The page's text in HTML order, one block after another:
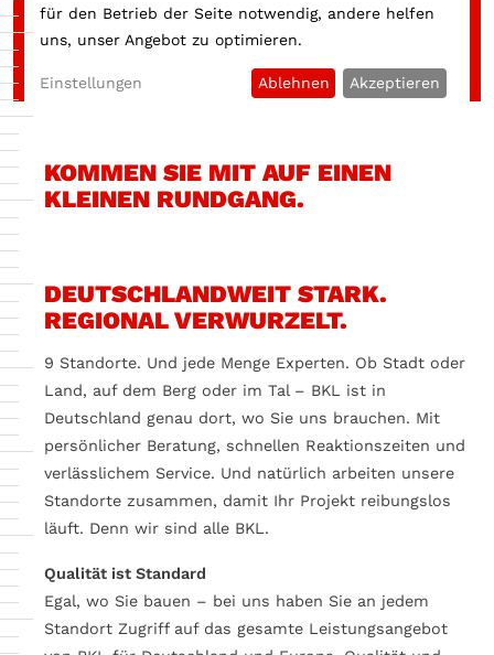
KOMMEN SIE MIT AUF EINEN
KLEINEN RUNDGANG.
DEUTSCHLANDWEIT STARK.
REGIONAL VERWURZELT.
9 Standorte. Und jede Menge Experten. Ob Stadt oder
Land, auf dem Berg oder im Tal – BKL ist in
Deutschland genau dort, wo Sie uns brauchen. Mit
persönlicher Beratung, schnellen Reaktionszeiten und
verlässlichem Service. Und natürlich arbeiten unsere
Standorte zusammen, damit Ihr Projekt reibungslos
läuft. Denn wir sind alle BKL.
Qualität ist Standard
Egal, wo Sie bauen – bei uns haben Sie an jedem
Standort Zugriff auf das gesamte Leistungsangebot
für den Betrieb der Seite notwendig, andere helfen
uns, unser Angebot zu optimieren.
Einstellungen Ablehnen Akzeptieren